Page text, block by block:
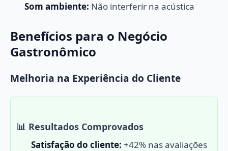
Som ambiente: Não interferir na acústica
Benefícios para o Negócio
Gastronômico
Melhoria na Experiência do Cliente
📊 Resultados Comprovados
Satisfação do cliente: +42% nas avaliações